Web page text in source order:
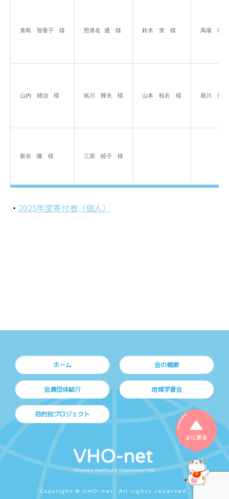
喜島　智香子　様 照喜名 通　様 鈴木　実　様 馬場　範
山内　雄治　様 祐川　輝夫　様 山本　桂右　様 堀川　新
新谷　隆　様 三原　睦子　様
・ 2025年度寄付者（個人）
上に戻る
ホーム 会の概要
会員団体紹介 地域学習会
目的別プロジェクト
Copyright © VHO-net. All rights reserved.